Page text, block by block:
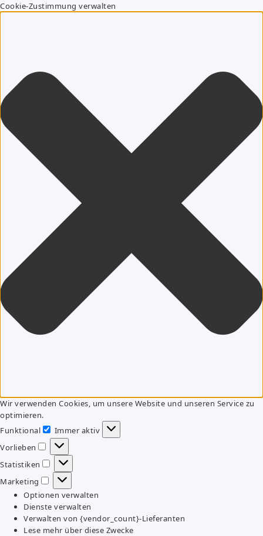
Cookie-Zustimmung verwalten
Wir verwenden Cookies, um unsere Website und unseren Service zu
optimieren.
Funktional
Funktional
Immer aktiv
Vorlieben
Vorlieben
Statistiken
Statistiken
Marketing
Marketing
Optionen verwalten
Dienste verwalten
Verwalten von {vendor_count}-Lieferanten
Lese mehr über diese Zwecke